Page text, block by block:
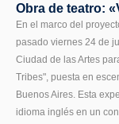
Obra de teatro:
En el marco del
pasado viernes 24 de
Ciudad de las Artes
Tribes", puesta en
Buenos Aires. Esta
idioma inglés en un